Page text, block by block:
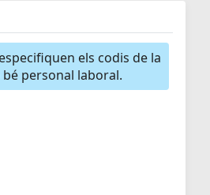
els codis de la
personal laboral.